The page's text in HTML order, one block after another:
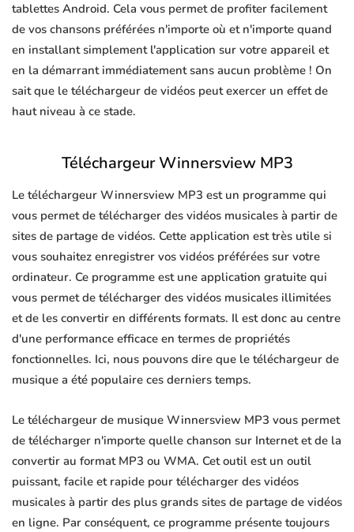
tablettes Android. Cela vous permet de profiter facilement
de vos chansons préférées n'importe où et n'importe quand
en installant simplement l'application sur votre appareil et
en la démarrant immédiatement sans aucun problème ! On
sait que le téléchargeur de vidéos peut exercer un effet de
haut niveau à ce stade.
Téléchargeur Winnersview MP3
Le téléchargeur Winnersview MP3 est un programme qui
vous permet de télécharger des vidéos musicales à partir de
sites de partage de vidéos. Cette application est très utile si
vous souhaitez enregistrer vos vidéos préférées sur votre
ordinateur. Ce programme est une application gratuite qui
vous permet de télécharger des vidéos musicales illimitées
et de les convertir en différents formats. Il est donc au centre
d'une performance efficace en termes de propriétés
fonctionnelles. Ici, nous pouvons dire que le téléchargeur de
musique a été populaire ces derniers temps.
Le téléchargeur de musique Winnersview MP3 vous permet
de télécharger n'importe quelle chanson sur Internet et de la
convertir au format MP3 ou WMA. Cet outil est un outil
puissant, facile et rapide pour télécharger des vidéos
musicales à partir des plus grands sites de partage de vidéos
en ligne. Par conséquent, ce programme présente toujours